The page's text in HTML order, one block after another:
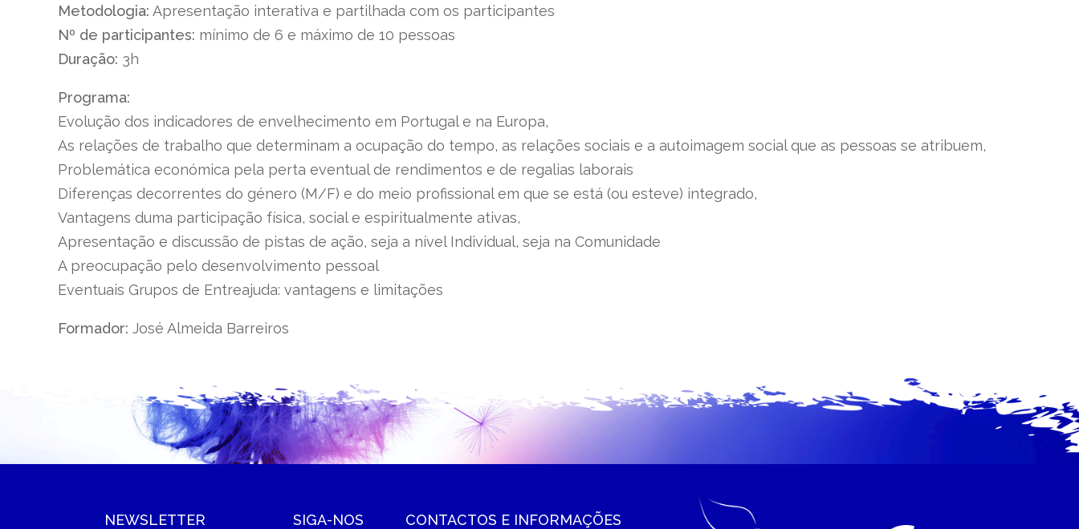
Metodologia: Apresentação interativa e partilhada com os participantes
Nº de participantes: mínimo de 6 e máximo de 10 pessoas
Duração: 3h
Programa:
Evolução dos indicadores de envelhecimento em Portugal e na Europa,
As relações de trabalho que determinam a ocupação do tempo, as relações sociais e a autoimagem social que as pessoas se atribuem,
Problemática económica pela perta eventual de rendimentos e de regalias laborais
Diferenças decorrentes do género (M/F) e do meio profissional em que se está (ou esteve) integrado,
Vantagens duma participação física, social e espiritualmente ativas,
Apresentação e discussão de pistas de ação, seja a nível Individual, seja na Comunidade
A preocupação pelo desenvolvimento pessoal
Eventuais Grupos de Entreajuda: vantagens e limitações
Formador: José Almeida Barreiros
NEWSLETTER SIGA-NOS CONTACTOS E INFORMAÇÕES